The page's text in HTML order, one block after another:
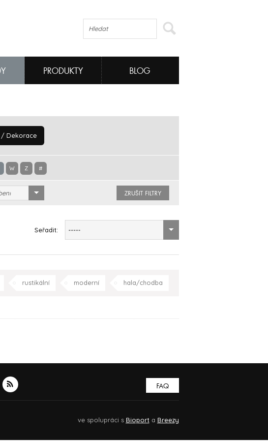
PRODUKTY BLOG
Dekorace
W Z #
ZRUŠIT FILTRY
Seřadit: -----
rustikální moderní hala/chodba
FAQ
ve spolupráci s Bioporta Breezy